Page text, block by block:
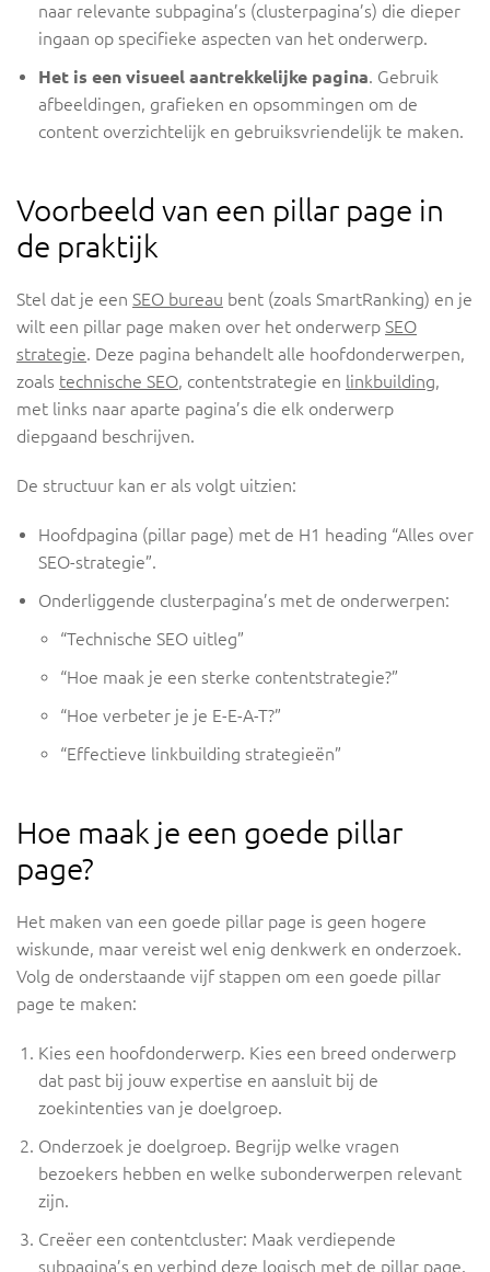
naar relevante subpagina’s (clusterpagina’s) die dieper
ingaan op specifieke aspecten van het onderwerp.
Het is een visueel aantrekkelijke pagina. Gebruik
afbeeldingen, grafieken en opsommingen om de
content overzichtelijk en gebruiksvriendelijk te maken.
Voorbeeld van een pillar page in
de praktijk
Stel dat je een SEO bureau bent (zoals SmartRanking) en je
wilt een pillar page maken over het onderwerp SEO
strategie. Deze pagina behandelt alle hoofdonderwerpen,
zoals technische SEO, contentstrategie en linkbuilding,
met links naar aparte pagina’s die elk onderwerp
diepgaand beschrijven.
De structuur kan er als volgt uitzien:
Hoofdpagina (pillar page) met de H1 heading “Alles over
SEO-strategie”.
Onderliggende clusterpagina’s met de onderwerpen:
“Technische SEO uitleg”
“Hoe maak je een sterke contentstrategie?”
“Hoe verbeter je je E-E-A-T?”
“Effectieve linkbuilding strategieën”
Hoe maak je een goede pillar
page?
Het maken van een goede pillar page is geen hogere
wiskunde, maar vereist wel enig denkwerk en onderzoek.
Volg de onderstaande vijf stappen om een goede pillar
page te maken:
Kies een hoofdonderwerp. Kies een breed onderwerp
dat past bij jouw expertise en aansluit bij de
zoekintenties van je doelgroep.
Onderzoek je doelgroep. Begrijp welke vragen
bezoekers hebben en welke subonderwerpen relevant
zijn.
Creëer een contentcluster: Maak verdiepende
subpagina’s en verbind deze logisch met de pillar page.